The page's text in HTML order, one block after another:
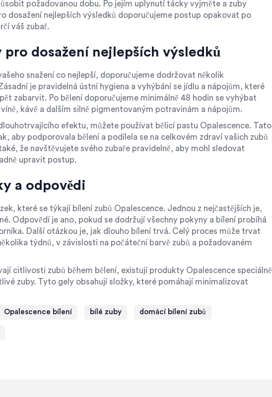
požadovanou dobu. Po jejím uplynutí tácky vyjměte a zuby
dosažení nejlepších výsledků doporučujeme postup opakovat po
váš zubař.
dosažení nejlepších výsledků
snažení co nejlepší, doporučujeme dodržovat několik
je pravidelná ústní hygiena a vyhýbání se jídlu a nápojům, které
zabarvit. Po bělení doporučujeme minimálně 48 hodin se vyhýbat
kávě a dalším silně pigmentovaným potravinám a nápojům.
efektu, můžete používat bělicí pastu Opalescence. Tato
aby podporovala bělení a podílela se na celkovém zdraví vašich zubů
že navštěvujete svého zubaře pravidelně, aby mohl sledovat
upravit postup.
a odpovědi
které se týkají bílení zubů Opalescence. Jednou z nejčastějších je,
Odpovědí je ano, pokud se dodržují všechny pokyny a bílení probíhá
Další otázkou je, jak dlouho bílení trvá. Celý proces může trvat
týdnů, v závislosti na počáteční barvě zubů a požadovaném
citlivosti zubů během bělení, existují produkty Opalescence speciálně
zuby. Tyto gely obsahují složky, které pomáhají minimalizovat
Opalescence bílení bílé zuby domácí bílení zubů